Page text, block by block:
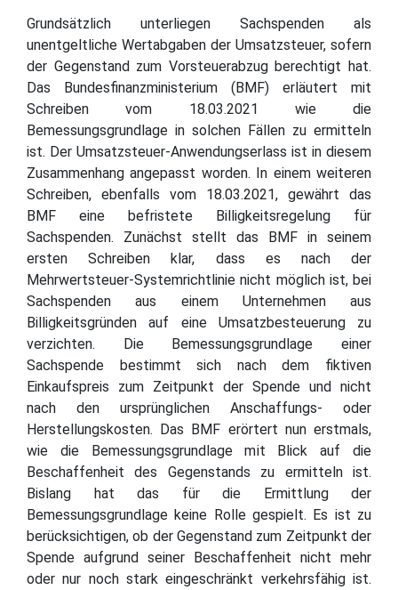
Grundsätzlich unterliegen Sachspenden als
unentgeltliche Wertabgaben der Umsatzsteuer, sofern
der Gegenstand zum Vorsteuerabzug berechtigt hat.
Das Bundesfinanzministerium (BMF) erläutert mit
Schreiben vom 18.03.2021 wie die
Bemessungsgrundlage in solchen Fällen zu ermitteln
ist. Der Umsatzsteuer-Anwendungserlass ist in diesem
Zusammenhang angepasst worden. In einem weiteren
Schreiben, ebenfalls vom 18.03.2021, gewährt das
BMF eine befristete Billigkeitsregelung für
Sachspenden. Zunächst stellt das BMF in seinem
ersten Schreiben klar, dass es nach der
Mehrwertsteuer-Systemrichtlinie nicht möglich ist, bei
Sachspenden aus einem Unternehmen aus
Billigkeitsgründen auf eine Umsatzbesteuerung zu
verzichten. Die Bemessungsgrundlage einer
Sachspende bestimmt sich nach dem fiktiven
Einkaufspreis zum Zeitpunkt der Spende und nicht
nach den ursprünglichen Anschaffungs- oder
Herstellungskosten. Das BMF erörtert nun erstmals,
wie die Bemessungsgrundlage mit Blick auf die
Beschaffenheit des Gegenstands zu ermitteln ist.
Bislang hat das für die Ermittlung der
Bemessungsgrundlage keine Rolle gespielt. Es ist zu
berücksichtigen, ob der Gegenstand zum Zeitpunkt der
Spende aufgrund seiner Beschaffenheit nicht mehr
oder nur noch stark eingeschränkt verkehrsfähig ist.